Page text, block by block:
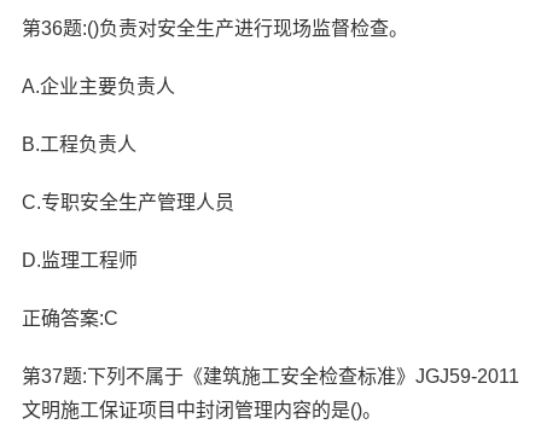
第36题:()负责对安全生产进行现场监督检查。
A.企业主要负责人
B.工程负责人
C.专职安全生产管理人员
D.监理工程师
正确答案:C
第37题:下列不属于《建筑施工安全检查标准》JGJ59-2011
文明施工保证项目中封闭管理内容的是()。